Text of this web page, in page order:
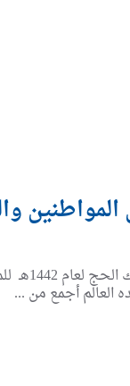
أعلنت وزارة الحج